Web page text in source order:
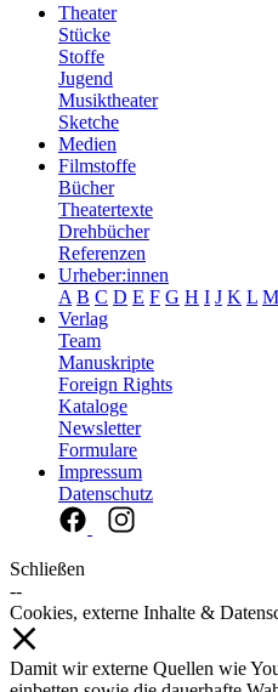
Theater
Stücke
Stoffe
Jugend
Musiktheater
Sketche
Medien
Filmstoffe
Bücher
Theatertexte
Drehbücher
Referenzen
Urheber:innen
A B C D E F G H I J K L M
Verlag
Team
Manuskripte
Foreign Rights
Kataloge
Newsletter
Formulare
Impressum
Datenschutz
Schließen
--
Cookies, externe Inhalte &
Damit wir externe Quellen wie